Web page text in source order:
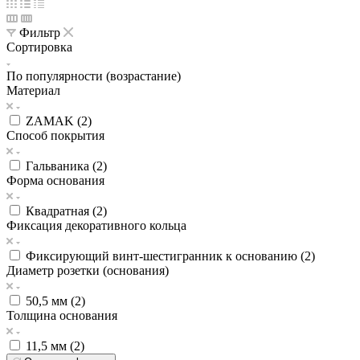
Фильтр
Сортировка
По популярности (возрастание)
Материал
ZAMAK (2)
Способ покрытия
Гальваника (2)
Форма основания
Квадратная (2)
Фиксация декоративного кольца
Фиксирующий винт-шестигранник к основанию (2)
Диаметр розетки (основания)
50,5 мм (2)
Толщина основания
11,5 мм (2)